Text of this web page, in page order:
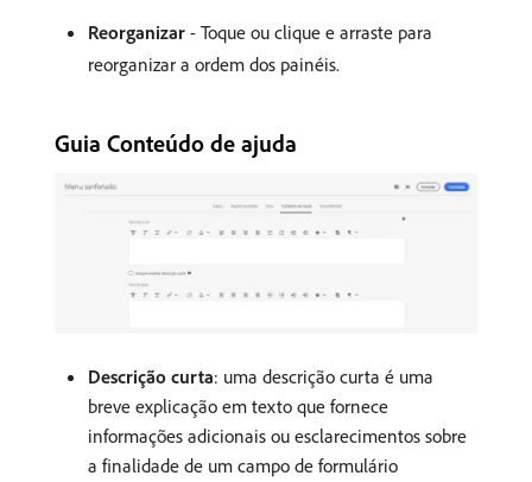
Reorganizar - Toque ou clique e arraste para
reorganizar a ordem dos painéis.
Guia Conteúdo de ajuda
Descrição curta: uma descrição curta é uma
breve explicação em texto que fornece
informações adicionais ou esclarecimentos sobre
a finalidade de um campo de formulário